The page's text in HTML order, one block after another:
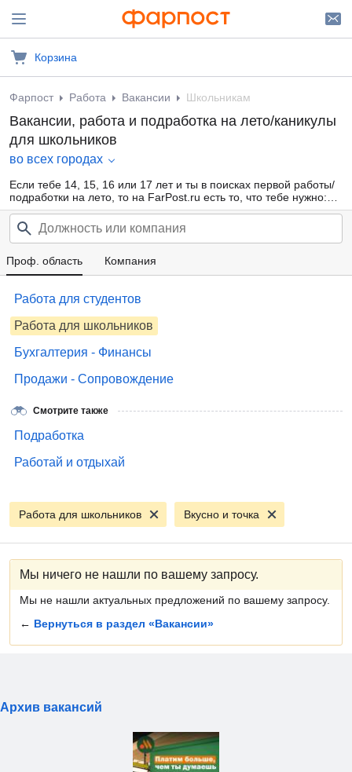
Корзина
Фарпост Работа Вакансии Школьникам
Вакансии, работа и подработка на лето/каникулы
для школьников
во всех городах
Если тебе 14, 15, 16 или 17 лет и ты в поисках первой работы/
подработки на лето, то на FarPost.ru есть то, что тебе нужно:
большая база свежих объявлений от прямых работодателей и
кадровых агентств, ежедневные обновления, удобная
фильтрация по области деятельности, опыту работы, желаемой
з/п. Заработай свои первые карманные деньги уже сейчас!
Проф. область
Компания
Работа для студентов
Работа для школьников
Бухгалтерия - Финансы
Продажи - Сопровождение
Смотрите также
Подработка
Работай и отдыхай
Работа для школьников Вкусно и точка
Мы ничего не нашли по вашему запросу.
Мы не нашли актуальных предложений по вашему запросу.
← Вернуться в раздел «Вакансии»
Архив вакансий